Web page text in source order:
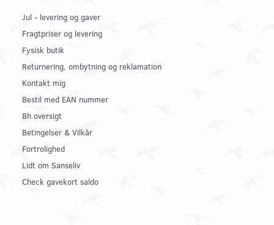
Jul - levering og gaver
Fragtpriser og levering
Fysisk butik
Returnering, ombytning og reklamation
Kontakt mig
Bestil med EAN nummer
Bh oversigt
Betingelser & Vilkår
Fortrolighed
Lidt om Sanseliv
Check gavekort saldo